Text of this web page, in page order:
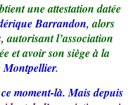
une attestation datée
Barrandon, alors
, autorisant l’association
et avoir son siège à la
Montpellier.
moment-là. Mais depuis